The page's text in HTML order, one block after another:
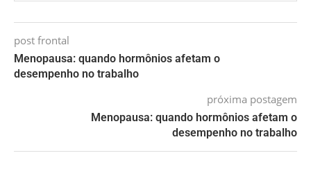
post frontal
Menopausa: quando hormônios afetam o
desempenho no trabalho
próxima postagem
Menopausa: quando hormônios afetam o
desempenho no trabalho